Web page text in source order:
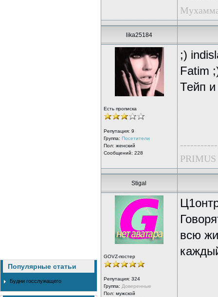
Популярные статьи
Будни госслужащего
lika25184
Есть прописка
Репутация: 9
Группа: Посетители
Пол: женский
Сообщений: 228
;)
Fatim
Тейп и
PRIMUS
Stigal
GOVZ-постер
Репутация: 324
Группа: Доверенные
Пол: мужской
всю